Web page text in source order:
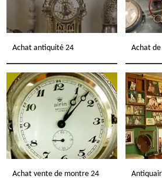
Achat antiquité 24 Achat
Achat vente de montre 24